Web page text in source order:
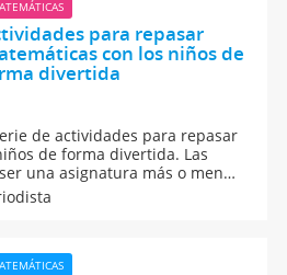
para repasar
con los niños de
divertida
de actividades para repasar
de forma divertida. Las
una asignatura más o menos
según se explique. Usa
que repasen de forma más